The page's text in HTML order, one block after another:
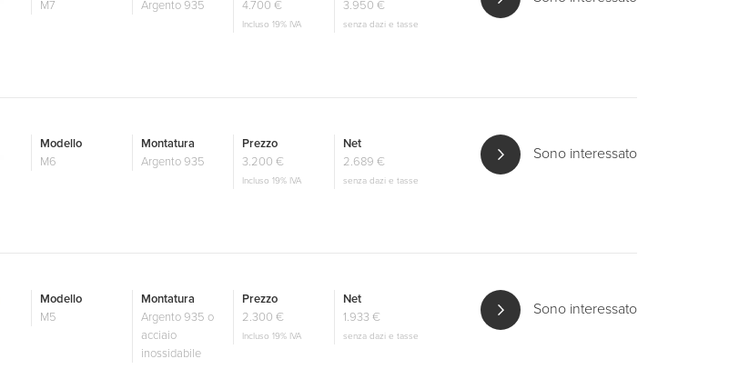
M7
Argento 935
4.700 €
Incluso 19% IVA
3.950 €
senza dazi e tasse
Modello
M6
Montatura
Argento 935
Prezzo
3.200 €
Incluso 19% IVA
Net
2.689 €
senza dazi e tasse
Sono interessato
Modello
M5
Montatura
Argento 935 o
acciaio
inossidabile
Prezzo
2.300 €
Incluso 19% IVA
Net
1.933 €
senza dazi e tasse
Sono interessato